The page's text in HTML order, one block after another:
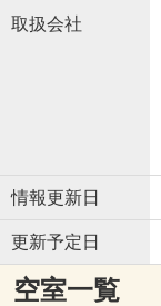
取扱会社
情報更新日
更新予定日
空室一覧